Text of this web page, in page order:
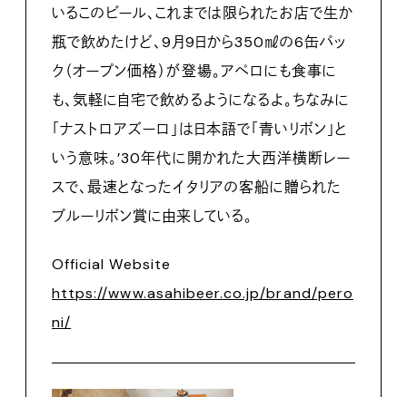
いるこのビール、これまでは限られたお店で生か
瓶で飲めたけど、9月9日から350㎖の6缶パッ
ク（オープン価格）が登場。アペロにも食事に
も、気軽に自宅で飲めるようになるよ。ちなみに
「ナストロアズーロ」は日本語で「青いリボン」と
いう意味。’30年代に開かれた大西洋横断レー
スで、最速となったイタリアの客船に贈られた
ブルーリボン賞に由来している。
Official Website
https://www.asahibeer.co.jp/brand/pero
ni/